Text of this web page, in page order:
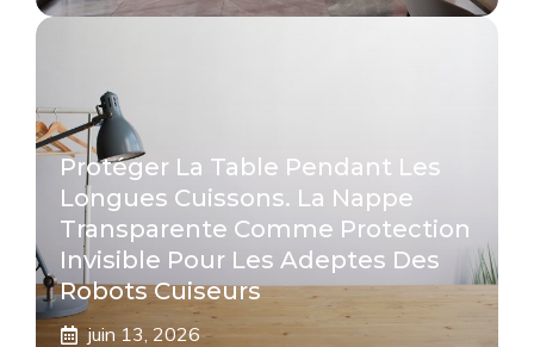
Protéger La Table Pendant Les
Longues Cuissons. La Nappe
Transparente Comme Protection
Invisible Pour Les Adeptes Des
Robots Cuiseurs
juin 13, 2026